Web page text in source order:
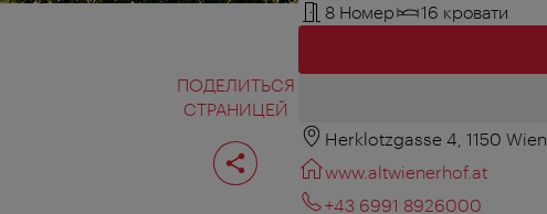
ПОДЕЛИТЬСЯ
СТРАНИЦЕЙ
Поделиться
страницей
8 Номер
16 кровати
Herklotzgasse 4, 1150 Wien
www.altwienerhof.at
+43 6991 8926000